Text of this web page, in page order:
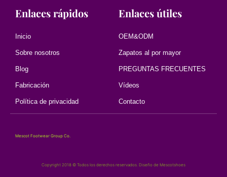
Enlaces rápidos
Inicio
Sobre nosotros
Blog
Fabricación
Política de privacidad
Enlaces útiles
OEM&ODM
Zapatos al por mayor
PREGUNTAS FRECUENTES
Vídeos
Contacto
Mescot Footwear Group Co.
Copyright 2018 © Todos los derechos reservados. Diseño de Mescotshoes